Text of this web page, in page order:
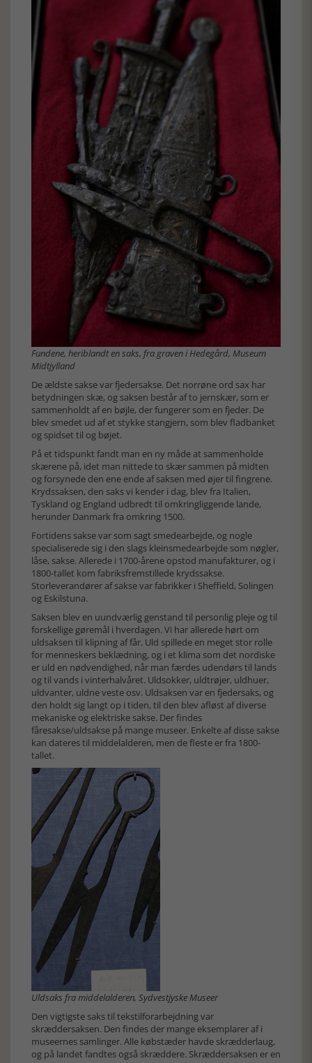
Fundene, heriblandt en saks, fra graven i Hedegård, Museum
Midtjylland
De ældste sakse var fjedersakse. Det norrøne ord sax har
betydningen skæ, og saksen består af to jernskær, som er
sammenholdt af en bøjle, der fungerer som en fjeder. De
blev smedet ud af et stykke stangjern, som blev fladbanket
og spidset til og bøjet.
På et tidspunkt fandt man en ny måde at sammenholde
skærene på, idet man nittede to skær sammen på midten
og forsynede den ene ende af saksen med øjer til fingrene.
Krydssaksen, den saks vi kender i dag, blev fra Italien,
Tyskland og England udbredt til omkringliggende lande,
herunder Danmark fra omkring 1500.
Fortidens sakse var som sagt smedearbejde, og nogle
specialiserede sig i den slags kleinsmedearbejde som nøgler,
låse, sakse. Allerede i 1700-årene opstod manufakturer, og i
1800-tallet kom fabriksfremstillede krydssakse.
Storleverandører af sakse var fabrikker i Sheffield, Solingen
og Eskilstuna.
Saksen blev en uundværlig genstand til personlig pleje og til
forskellige gøremål i hverdagen. Vi har allerede hørt om
uldsaksen til klipning af får. Uld spillede en meget stor rolle
for menneskers beklædning, og i et klima som det nordiske
er uld en nødvendighed, når man færdes udendørs til lands
og til vands i vinterhalvåret. Uldsokker, uldtrøjer, uldhuer,
uldvanter, uldne veste osv. Uldsaksen var en fjedersaks, og
den holdt sig langt op i tiden, til den blev afløst af diverse
mekaniske og elektriske sakse. Der findes
fåresakse/uldsakse på mange museer. Enkelte af disse sakse
kan dateres til middelalderen, men de fleste er fra 1800-
tallet.
Uldsaks fra middelalderen, Sydvestjyske Museer
Den vigtigste saks til tekstilforarbejdning var
skræddersaksen. Den findes der mange eksemplarer af i
museernes samlinger. Alle købstæder havde skrædderlaug,
og på landet fandtes også skræddere. Skræddersaksen er en